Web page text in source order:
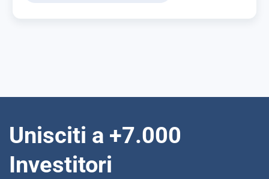
Unisciti a +7.000
Investitori